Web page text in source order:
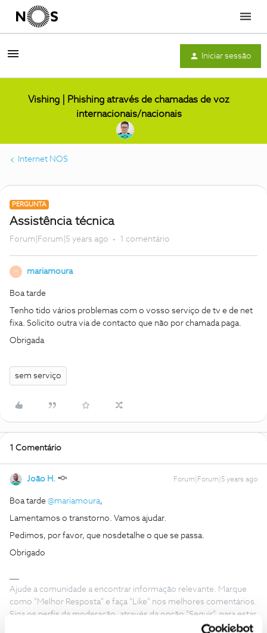
Menu
Iniciar sessão
Vishing | Phishing através de chamadas de voz
internacionais/nacionais
Internet NOS
PERGUNTA
Assistência técnica
Forum|Forum|5 years ago 1 comentário
M mariamoura
Boa tarde
Tenho tido vários problemas com o vosso serviço de tv e de net
fixa. Solicito outra via de contacto que não por chamada paga.
Obrigada
sem serviço
1 Comentário
João H. Forum|Forum|5 years ago
Boa tarde @mariamoura,
Lamentamos o transtorno. Vamos ajudar.
Pedimos, por favor, que nosdetalhe o que se passa.
Obrigado
Ajude a comunidade a encontrar informação relevante. Marque
como "Melhor Resposta" e faça "Like" nos melhores comentários.
Siga os perfis da moderação, através da opção "Seguir", para estar